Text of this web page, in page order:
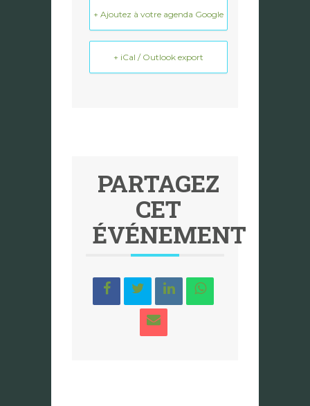
+ Ajoutez à votre agenda Google
+ iCal / Outlook export
PARTAGEZ
CET
ÉVÉNEMENT